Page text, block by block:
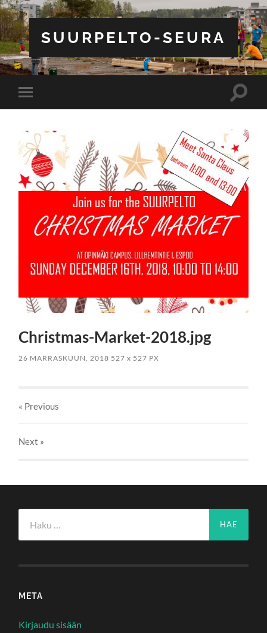
SUURPELTO-SEURA
Toggle
mobile
Toggle
Christmas-Market-2018.jpg
26 MARRASKUUN, 2018 527x 527 PX
« Previous
Next »
META
Kirjaudu sisään